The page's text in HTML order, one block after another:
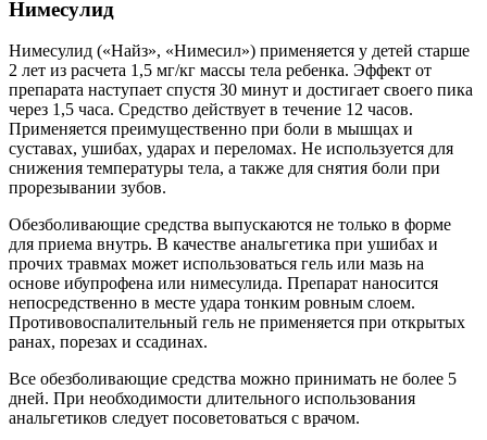
Нимесулид
Нимесулид («Найз», «Нимесил») применяется у детей старше
2 лет из расчета 1,5 мг/кг массы тела ребенка. Эффект от
препарата наступает спустя 30 минут и достигает своего пика
через 1,5 часа. Средство действует в течение 12 часов.
Применяется преимущественно при боли в мышцах и
суставах, ушибах, ударах и переломах. Не используется для
снижения температуры тела, а также для снятия боли при
прорезывании зубов.
Обезболивающие средства выпускаются не только в форме
для приема внутрь. В качестве анальгетика при ушибах и
прочих травмах может использоваться гель или мазь на
основе ибупрофена или нимесулида. Препарат наносится
непосредственно в месте удара тонким ровным слоем.
Противовоспалительный гель не применяется при открытых
ранах, порезах и ссадинах.
Все обезболивающие средства можно принимать не более 5
дней. При необходимости длительного использования
анальгетиков следует посоветоваться с врачом.